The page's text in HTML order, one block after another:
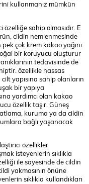
kullanmanız mümkün
sahip olmasıdır. E
cildin nemlenmesinde
çok krem kakao yağını
bir koruyucu oluşturur
tedavisinde de
özellikle hassas
yapısına sahip olanların
bir yapıya
yardımcı olan kakao
özellik taşır. Güneş
kuruma ya da cildin
bağlı yaşanacak
özellikler
isteyenlerin sıklıkla
ile sayesinde de cildin
yakmasının önüne
sıklıkla kullandıkları